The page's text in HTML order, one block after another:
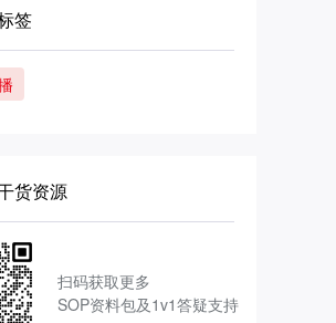
签
货资源
扫码获取更多
SOP资料包及1v1答疑支持